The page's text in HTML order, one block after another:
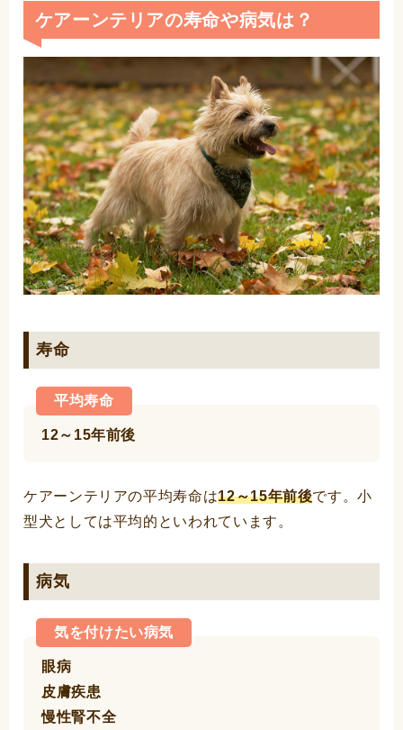
ケアーンテリアの寿命や病気は？
寿命
平均寿命
12～15年前後
ケアーンテリアの平均寿命は12～15年前後です。小
型犬としては平均的といわれています。
病気
気を付けたい病気
眼病
皮膚疾患
慢性腎不全